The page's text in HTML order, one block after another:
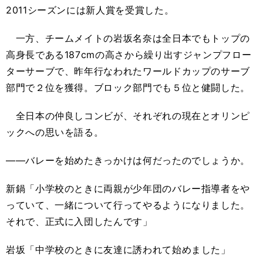
2011シーズンには新人賞を受賞した。
一方、チームメイトの岩坂名奈は全日本でもトップの
高身長である187cmの高さから繰り出すジャンプフロー
ターサーブで、昨年行なわれたワールドカップのサーブ
部門で２位を獲得。ブロック部門でも５位と健闘した。
全日本の仲良しコンビが、それぞれの現在とオリンピ
ックへの思いを語る。
――バレーを始めたきっかけは何だったのでしょうか。
新鍋「小学校のときに両親が少年団のバレー指導者をや
っていて、一緒について行ってやるようになりました。
それで、正式に入団したんです」
岩坂「中学校のときに友達に誘われて始めました」